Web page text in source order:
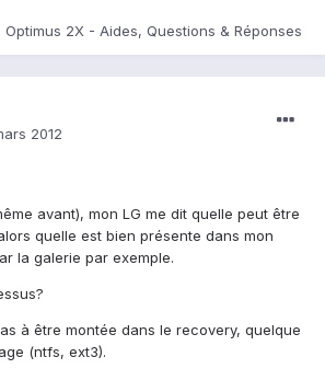
Optimus 2X - Aides, Questions & Réponses
2012
avant), mon LG me dit quelle peut être
quelle est bien présente dans mon
la galerie par exemple.
à être montée dans le recovery, quelque
(ntfs, ext3).